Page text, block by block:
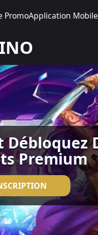
PromoApplication Mobile
Débloquez
Premium